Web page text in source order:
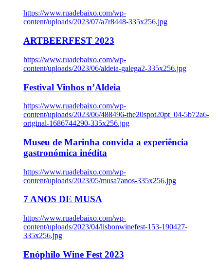
https://www.ruadebaixo.com/wp-
content/uploads/2023/07/a7r8448-335x256.jpg
ARTBEERFEST 2023
https://www.ruadebaixo.com/wp-
content/uploads/2023/06/aldeia-galega2-335x256.jpg
Festival Vinhos n’Aldeia
https://www.ruadebaixo.com/wp-
content/uploads/2023/06/488496-the20spot20pt_04-5b72a6-
original-1686744290-335x256.jpg
Museu de Marinha convida a experiência
gastronómica inédita
https://www.ruadebaixo.com/wp-
content/uploads/2023/05/musa7anos-335x256.jpg
7 ANOS DE MUSA
https://www.ruadebaixo.com/wp-
content/uploads/2023/04/lisbonwinefest-153-190427-
335x256.jpg
Enóphilo Wine Fest 2023